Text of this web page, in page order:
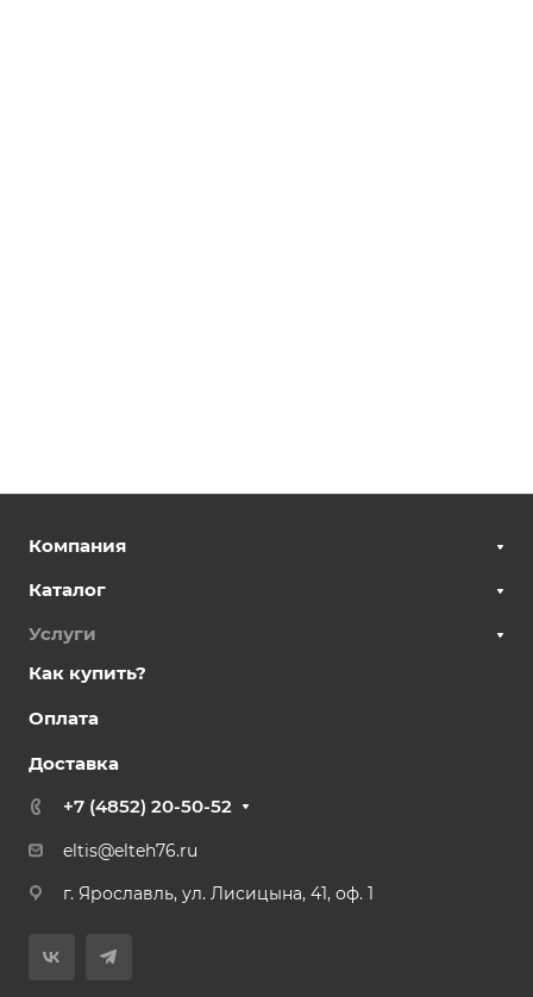
Компания
Каталог
Услуги
Как купить?
Оплата
Доставка
+7 (4852) 20-50-52
eltis@elteh76.ru
г. Ярославль, ул. Лисицына, 41, оф. 1